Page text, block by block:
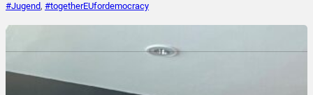
#Jugend, #togetherEUfordemocracy